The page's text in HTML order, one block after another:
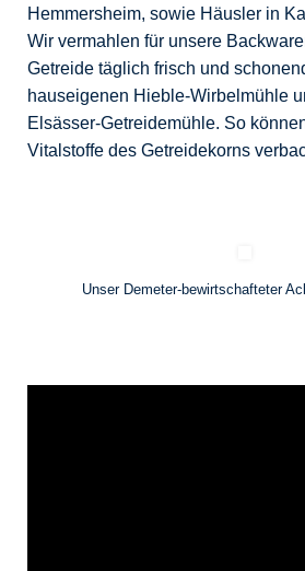
Hemmersheim, sowie Häusler in
Wir vermahlen für unsere
Getreide täglich frisch und
hauseigenen Hieble-Wirbelmühle
Elsässer-Getreidemühle. So
Vitalstoffe des Getreidekorns
Unser Demeter-bewirtschafteter